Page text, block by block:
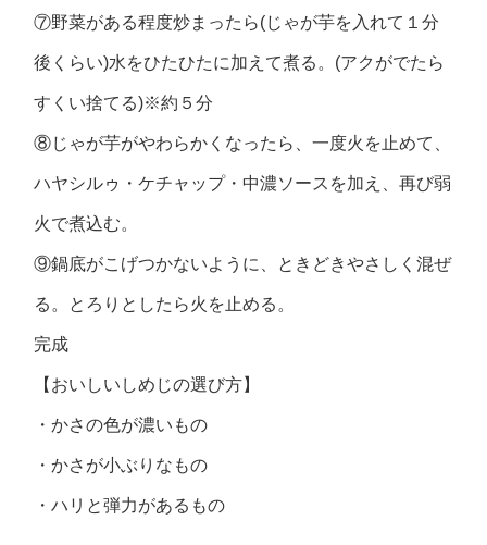
⑦野菜がある程度炒まったら(じゃが芋を入れて１分
後くらい)水をひたひたに加えて煮る。(アクがでたら
すくい捨てる)※約５分
⑧じゃが芋がやわらかくなったら、一度火を止めて、
ハヤシルゥ・ケチャップ・中濃ソースを加え、再び弱
火で煮込む。
⑨鍋底がこげつかないように、ときどきやさしく混ぜ
る。とろりとしたら火を止める。
完成
【おいしいしめじの選び方】
・かさの色が濃いもの
・かさが小ぶりなもの
・ハリと弾力があるもの